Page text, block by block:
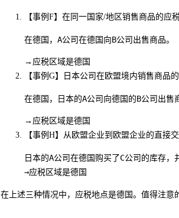
【事例F】 在同一国家/地区销售商品的应
在德国，A公司在德国向B公司出售商品。
→应税区域是德国
【事例G】
日本公司在欧盟境内销售商品
在德国，日本的A公司向德国的B公司出售
→应税区域是德国
【事例H】 从欧盟企业到欧盟企业的直接
日本的A公司在德国购买了C公司的库存
→应税区域是德国
在上述三种情况中，应税地点是德国。值得注